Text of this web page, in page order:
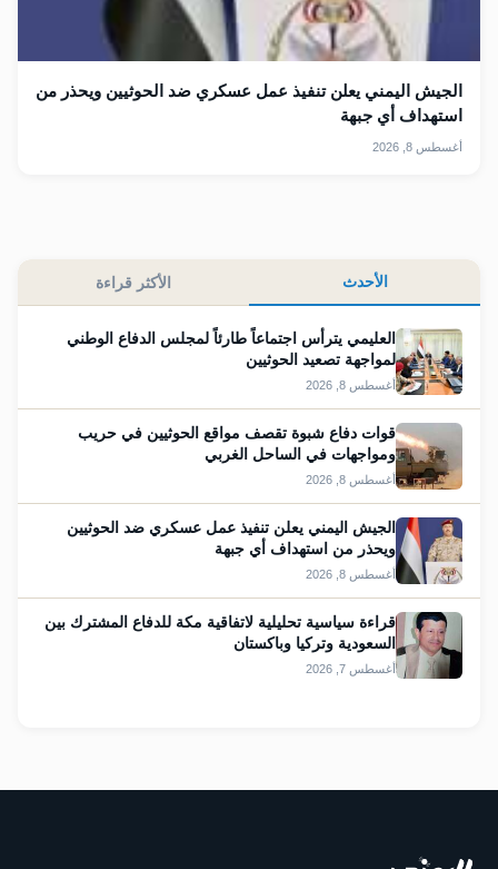
الجيش اليمني يعلن تنفيذ عمل عسكري ضد الحوثيين ويحذر من
استهداف أي جبهة
أغسطس 8, 2026
الأحدث الأكثر قراءة
العليمي يترأس اجتماعاً طارئاً لمجلس الدفاع الوطني
لمواجهة تصعيد الحوثيين
أغسطس 8, 2026
قوات دفاع شبوة تقصف مواقع الحوثيين في حريب
ومواجهات في الساحل الغربي
أغسطس 8, 2026
الجيش اليمني يعلن تنفيذ عمل عسكري ضد الحوثيين
ويحذر من استهداف أي جبهة
أغسطس 8, 2026
قراءة سياسية تحليلية لاتفاقية مكة للدفاع المشترك بين
السعودية وتركيا وباكستان
أغسطس 7, 2026